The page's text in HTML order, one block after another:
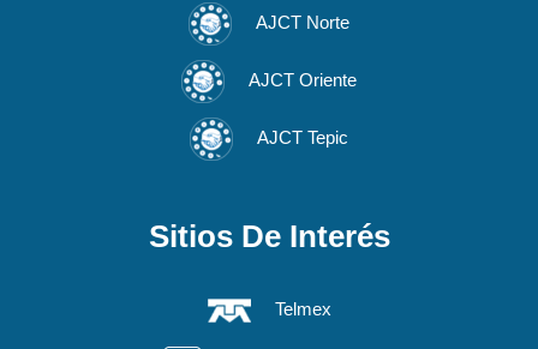
AJCT Norte
AJCT Oriente
AJCT Tepic
Sitios De Interés
Telmex